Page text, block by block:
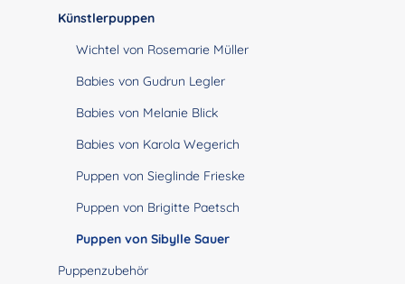
Künstlerpuppen
Wichtel von Rosemarie Müller
Babies von Gudrun Legler
Babies von Melanie Blick
Babies von Karola Wegerich
Puppen von Sieglinde Frieske
Puppen von Brigitte Paetsch
Puppen von Sibylle Sauer
Puppenzubehör